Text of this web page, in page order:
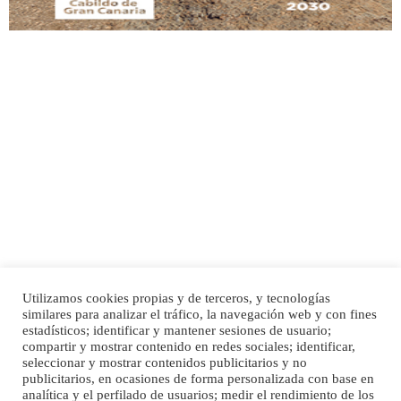
Ninfa perdida
El día 5 se los perdió una ninfa papillera, asustada tiene miedo a la calle, se
perdió por la zon...
Inicio Publicidad
Política de privacidad
Aviso Legal
Cláusula de Cookies
Enlaces de interés
Utilizamos cookies propias y de terceros, y tecnologías
similares para analizar el tráfico, la navegación web y con fines
estadísticos; identificar y mantener sesiones de usuario;
compartir y mostrar contenido en redes sociales; identificar,
seleccionar y mostrar contenidos publicitarios y no
publicitarios, en ocasiones de forma personalizada con base en
analítica y el perfilado de usuarios; medir el rendimiento de los